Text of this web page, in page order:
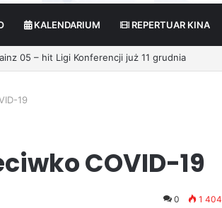
KALENDARIUM REPERTUAR KINA
19
COVID-19
0 1 404